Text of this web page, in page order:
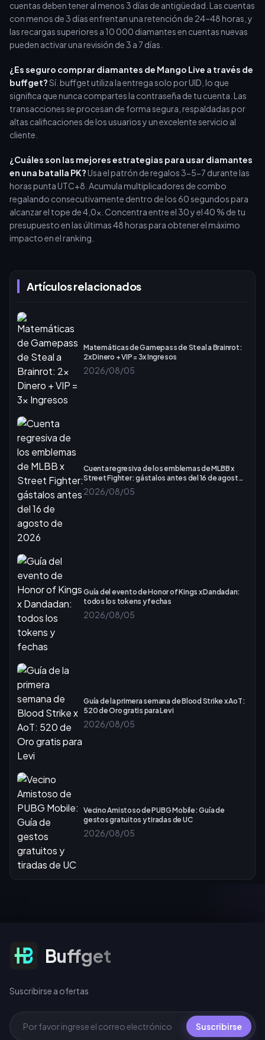
Artículos relacionados
Matemáticas de Gamepass de Steal a Brainrot:
2x Dinero + VIP = 3x Ingresos
2026/08/05
Cuenta regresiva de los emblemas de MLBB x
Street Fighter: gástalos antes del 16 de agosto
de 2026
2026/08/05
Guía del evento de Honor of Kings x Dandadan:
todos los tokens y fechas
2026/08/05
Guía de la primera semana de Blood Strike x AoT:
520 de Oro gratis para Levi
2026/08/05
Vecino Amistoso de PUBG Mobile: Guía de
gestos gratuitos y tiradas de UC
2026/08/05
cuentas deben tener al menos 3 días de antigüedad. Las cuentas
con menos de 3 días enfrentan una retención de 24–48 horas, y
las recargas superiores a 10 000 diamantes en cuentas nuevas
pueden activar una revisión de 3 a 7 días.
¿Es seguro comprar diamantes de Mango Live a través de
buffget?Sí. buffget utiliza la entrega solo por UID, lo que
significa que nunca compartes la contraseña de tu cuenta. Las
transacciones se procesan de forma segura, respaldadas por
altas calificaciones de los usuarios y un excelente servicio al
cliente.
¿Cuáles son las mejores estrategias para usar diamantes
en una batalla PK?Usa el patrón de regalos 3-5-7 durante las
horas punta UTC+8. Acumula multiplicadores de combo
regalando consecutivamente dentro de los 60 segundos para
alcanzar el tope de 4,0x. Concentra entre el 30 y el 40 % de tu
presupuesto en las últimas 48 horas para obtener el máximo
impacto en el ranking.
Suscribirse a ofertas
Buffget
Suscribirse a ofertas
Suscribirse